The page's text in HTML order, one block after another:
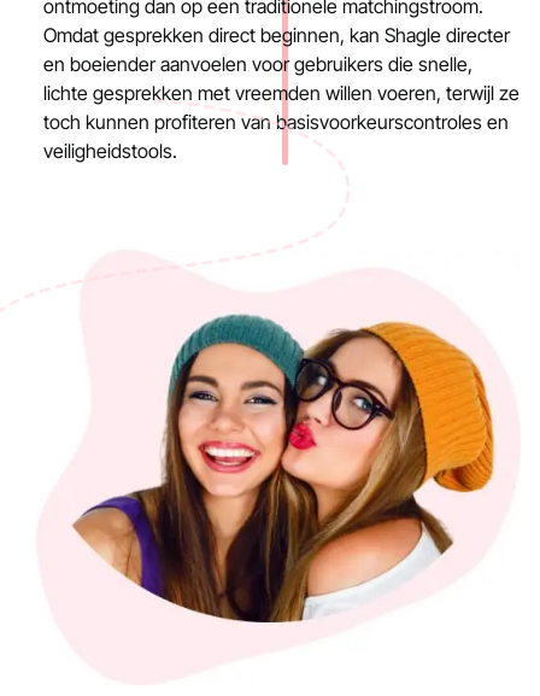
ontmoeting dan op een traditionele matchingstroom.
Omdat gesprekken direct beginnen, kan Shagle directer
en boeiender aanvoelen voor gebruikers die snelle,
lichte gesprekken met vreemden willen voeren, terwijl ze
toch kunnen profiteren van basisvoorkeurscontroles en
veiligheidstools.